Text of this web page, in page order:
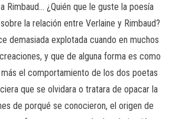
¿Quién que le guste la poesía
la relación entre Verlaine y Rimbaud?
demasiada explotada cuando en muchos
y que de alguna forma es como
el comportamiento de los dos poetas
que se olvidara o tratara de opacar la
de porqué se conocieron, el origen de